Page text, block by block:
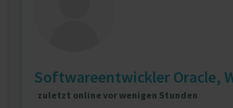
Softwareentwickler Oracle,
zuletzt online vor wenigen Stunden